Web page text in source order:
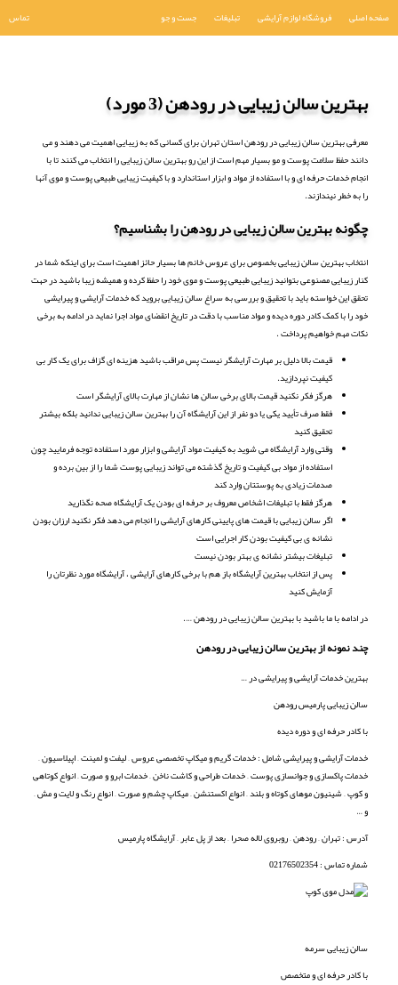
صفحه اصلی فروشگاه لوازم آرایشی تبلیغات جست و جو تماس
بهترین سالن زیبایی در رودهن (3 مورد)
معرفی بهترین سالن زیبایی در رودهن استان تهران برای کسانی که به زیبایی اهمیت می دهند و می
دانند حفظ سلامت پوست و مو بسیار مهم است از این رو بهترین سالن زیبایی را انتخاب می کنند تا با
انجام خدمات حرفه ای و با استفاده از مواد و ابزار استاندارد و با کیفیت زیبایی طبیعی پوست و موی آنها
را به خطر نیندازند.
چگونه بهترین سالن زیبایی در رودهن را بشناسیم؟
انتخاب بهترین سالن زیبایی بخصوص برای عروس خانم ها بسیار حائز اهمیت است برای اینکه شما در
کنار زیبایی مصنوعی بتوانید زیبایی طبیعی پوست و موی خود را حفظ کرده و همیشه زیبا باشید در حهت
تحقق این خواسته باید با تحقیق و بررسی به سراغ سالن زیبایی بروید که خدمات آرایشی و پیرایشی
خود را با کمک کادر دوره دیده و مواد مناسب با دقت در تاریخ انقضای مواد اجرا نماید در ادامه به برخی
نکات مهم خواهیم پرداخت .
قیمت بالا دلیل بر مهارت آرایشگر نیست پس مراقب باشید هزینه ای گزاف برای یک کار بی
کیفیت نپردازید.
هرگز فکر نکنید قیمت بالای برخی سالن ها نشان از مهارت بالای آرایشگر است
فقط صرف تأیید یکی یا دو نفر از این آرایشگاه آن را بهترین سالن زیبایی ندانید بلکه بیشتر
تحقیق کنید
وقتی وارد آرایشگاه می شوید به کیفیت مواد آرایشی و ابزار مورد استفاده توجه فرمایید چون
استفاده از مواد بی کیفیت و تاریخ گذشته می تواند زیبایی پوست شما را از بین برده و
صدمات زیادی به پوستتان وارد کند
هرگز فقط با تبلیغات اشخاص معروف بر حرفه ای بودن یک آرایشگاه صحه نگذارید
اگر سالن زیبایی با قیمت های پایینی کارهای آرایشی را انجام می دهد فکر نکنید ارزان بودن
نشانه ی بی کیفیت بودن کار اجرایی است
تبلیغات بیشتر نشانه ی بهتر بودن نیست
پس از انتخاب بهترین آرایشگاه باز هم با برخی کارهای آرایشی ، آرایشگاه مورد نظرتان را
آزمایش کنید
در ادامه با ما باشید با بهترین سالن زیبایی در رودهن ….
چند نمونه از بهترین سالن زیبایی در رودهن
بهترین خدمات آرایشی و پیرایشی در …
سالن زیبایی پارمیس رودهن
با کادر حرفه ای و دوره دیده
خدمات آرایشی و پیرایشی شامل : خدمات گریم و میکاپ تخصصی عروس – لیفت و لمینت – اپیلاسیون –
خدمات پاکسازی و جوانسازی پوست – خدمات طراحی و کاشت ناخن – خدمات ابرو و صورت – انواع کوتاهی
و کوپ – شینیون موهای کوتاه و بلند – انواع اکستنشن – میکاپ چشم و صورت – انواع رنگ و لایت و مش –
و …
آدرس : تهران – رودهن – روبروی لاله صحرا – بعد از پل عابر – آرایشگاه پارمیس
شماره تماس : 02176502354
سالن زیبایی سرمه
با کادر حرفه ای و متخصص